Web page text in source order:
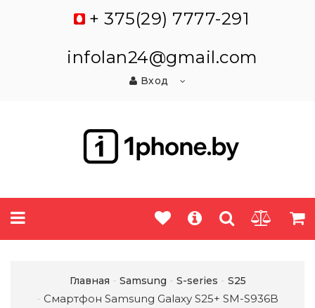
+ 375(29) 7777-291
infolan24@gmail.com
Вход
Главная Samsung S-series S25
Смартфон Samsung Galaxy S25+ SM-S936B